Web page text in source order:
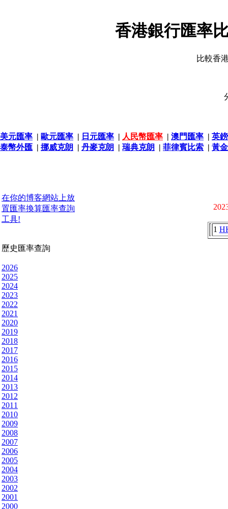
香港銀行匯率
比較香
美元匯率 | 歐元匯率 | 日元匯率 | 人民幣匯率 | 澳門匯率 | 英
泰幣外匯 | 挪威克朗 | 丹麥克朗 | 瑞典克朗 | 菲律賓比索 | 黃
在你的博客網站上放
置匯率換算匯率查詢
工具!
歷史匯率查詢
2026
2025
2024
2023
2022
2021
2020
2019
2018
2017
2016
2015
2014
2013
2012
2011
2010
2009
2008
2007
2006
2005
2004
2003
2002
2001
2000
1